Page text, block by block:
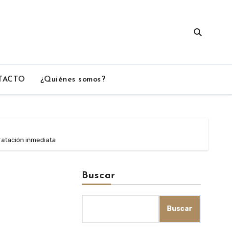
¿Quiénes somos?
inmediata
Buscar
Buscar